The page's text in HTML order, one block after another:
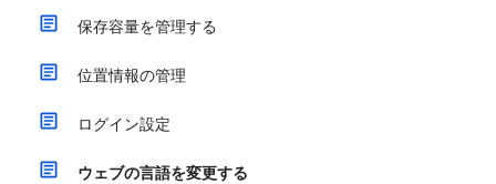
保存容量を管理する
位置情報の管理
ログイン設定
ウェブの言語を変更する